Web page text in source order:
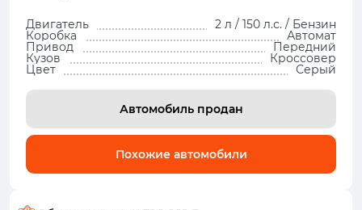
Двигатель 2 л / 150 л.с. / Бензин
Коробка Автомат
Привод Передний
Кузов Кроссовер
Цвет Серый
Автомобиль продан
Похожие автомобили